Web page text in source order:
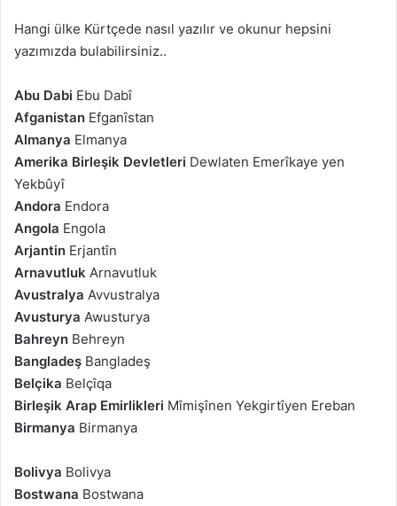
Hangi ülke Kürtçede nasıl yazılır ve okunur hepsini
yazımızda bulabilirsiniz..
Abu Dabi Ebu Dabî
Afganistan Efganîstan
Almanya Elmanya
Amerika Birleşik Devletleri Dewlaten Emerîkaye yen
Yekbûyî
Andora Endora
Angola Engola
Arjantin Erjantîn
Arnavutluk Arnavutluk
Avustralya Avvustralya
Avusturya Awusturya
Bahreyn Behreyn
Bangladeş Bangladeş
Belçika Belçîqa
Birleşik Arap Emirlikleri Mîmişînen Yekgirtîyen Ereban
Birmanya Birmanya
Bolivya Bolivya
Bostwana Bostwana